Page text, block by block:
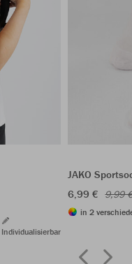
Individualisierbar
JAKO
6,99 € 9,99
in 2